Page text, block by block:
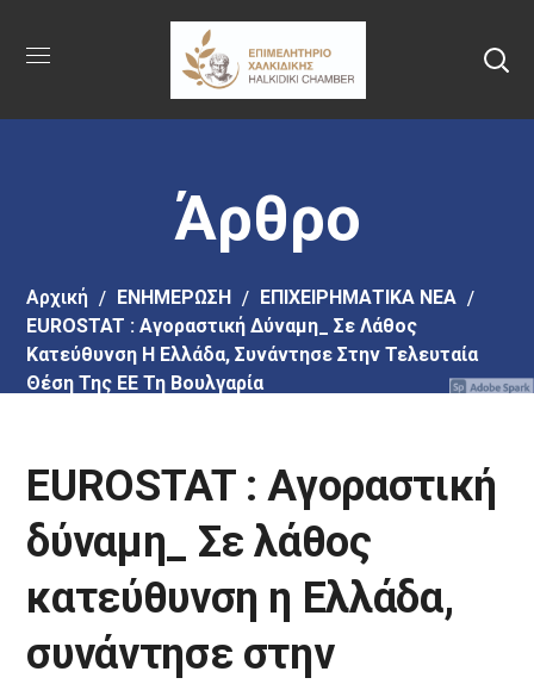
στο
περιεχόμενο
Άρθρο
Αρχική EΝΗΜΕΡΩΣΗ
ΕΠΙΧΕΙΡΗΜΑΤΙΚΑ ΝΕΑ
EUROSTAT : Αγοραστική Δύναμη_ Σε Λάθος
Κατεύθυνση Η Ελλάδα, Συνάντησε Στην Τελευταία
Θέση Της ΕΕ Τη Βουλγαρία
EUROSTAT : Αγοραστική
δύναμη_ Σε λάθος
κατεύθυνση η Ελλάδα,
συνάντησε στην